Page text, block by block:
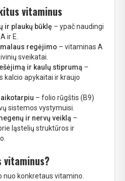
vitaminus
ir plaukų būklę – ypač naudingi
ir E.
regėjimo – vitaminas A
sveikatai.
ir kaulų stiprumą –
kalcio apykaitai ir kraujo
– folio rūgštis (B9)
sistemos vystymuisi.
ir nervų veiklą –
ląstelių struktūros ir
nuo konkretaus vitamino.